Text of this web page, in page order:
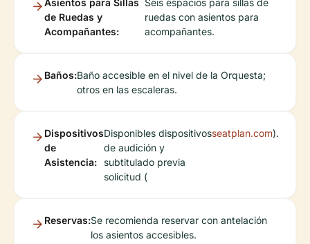
Asientos para Sillas
de Ruedas y
Acompañantes:
Seis espacios para sillas de
ruedas con asientos para
acompañantes.
Baños:Baño accesible en el nivel de la Orquesta;
otros en las escaleras.
Dispositivos
de
Asistencia:
Disponibles dispositivos
de audición y
subtitulado previa
solicitud (
seatplan.com).
Reservas:Se recomienda reservar con antelación
los asientos accesibles.